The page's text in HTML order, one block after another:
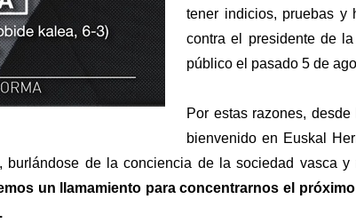
tener indicios, pruebas y
contra el presidente de
público el pasado 5 de
Por estas razones,
bienvenido en Euskal
de la conciencia de la sociedad vasca
un llamamiento para concentrarnos el